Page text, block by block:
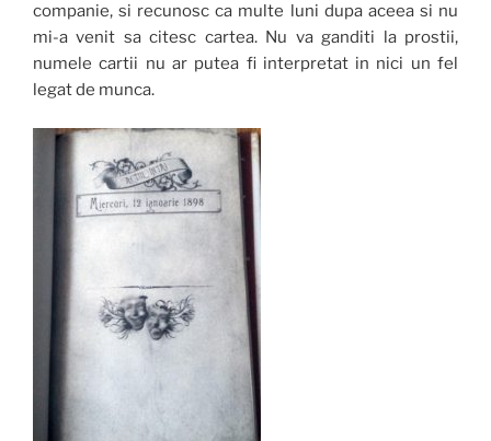
companie, si recunosc ca multe luni dupa aceea si nu
mi-a venit sa citesc cartea. Nu va ganditi la prostii,
numele cartii nu ar putea fi interpretat in nici un fel
legat de munca.